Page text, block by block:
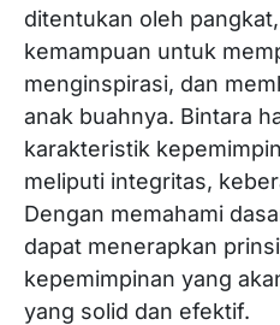
ditentukan oleh
kemampuan untuk
menginspirasi, dan
anak buahnya. Bintara
karakteristik
meliputi integritas,
Dengan memahami
dapat menerapkan
kepemimpinan yang
yang solid dan efektif.